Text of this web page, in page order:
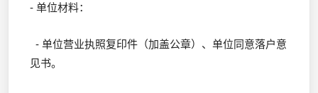
- 单位材料：
- 单位营业执照复印件（加盖公章）、单位同意落户意
见书。